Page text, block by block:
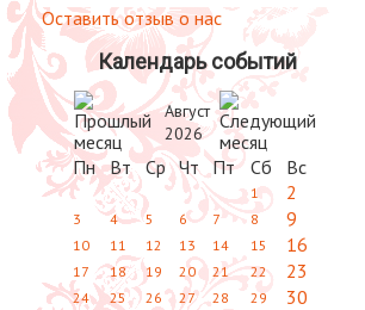
Оставить отзыв о нас
Календарь событий
Август
2026
Пн Вт Ср Чт Пт Сб Вс
1 2
3 4 5 6 7 8 9
10 11 12 13 14 15 16
17 18 19 20 21 22 23
24 25 26 27 28 29 30